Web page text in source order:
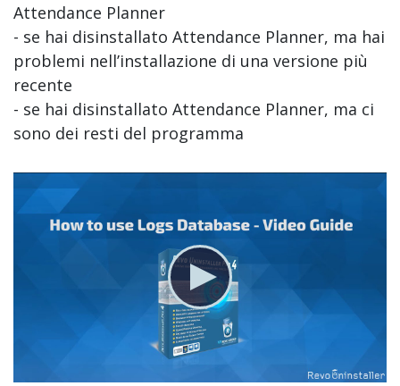
Attendance Planner
- se hai disinstallato Attendance Planner, ma hai
problemi nell’installazione di una versione più
recente
- se hai disinstallato Attendance Planner, ma ci
sono dei resti del programma